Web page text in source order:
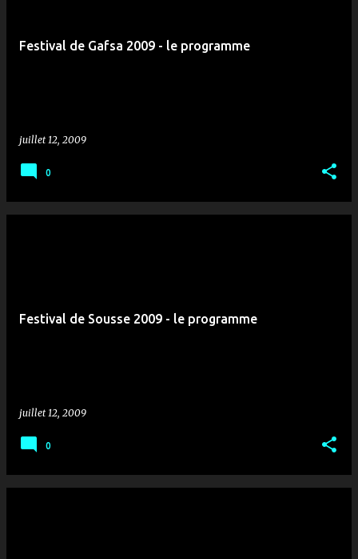
Festival de Gafsa 2009 - le programme
juillet 12, 2009
0
Festival de Sousse 2009 - le programme
juillet 12, 2009
0